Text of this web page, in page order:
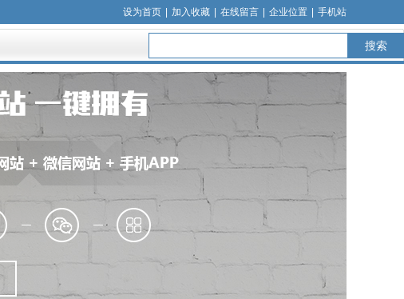
搜索
设为首页 加入收藏 在线留言 企业位置 手机站